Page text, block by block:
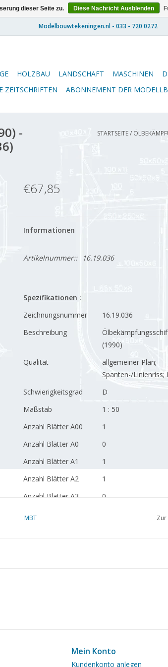
HOLZBAU LANDSCHAFT MASCHINEN
ZEITSCHRIFTEN ABONNEMENT DER
-
STARTSEITE/
€67,85
Informationen
Artikelnummer:: 16.19.036
Spezifikationen :
Zeichnungsnummer
16.19.036
Beschreibung
(1990)
Qualität
allgemeiner Plan;
Spanten-/Linienriss;
Schwierigkeitsgrad
D
Maßstab
1 : 50
Anzahl Blätter A00
1
Anzahl Blätter A0
0
Anzahl Blätter A1
1
Anzahl Blätter A2
1
Anzahl Blätter A3
0
Anzahl Blätter A4
MBT Zur
Mein Konto
Kundenkonto anlegen
dieser Seite zu. Diese Nachricht Ausblenden